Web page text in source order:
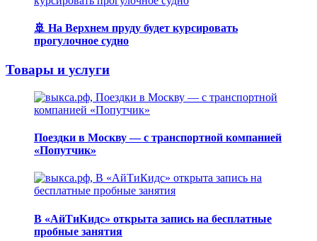
🚢 На Верхнем пруду будет курсировать
прогулочное судно
Товары и услуги
Поездки в Москву — с транспортной компанией
«Попутчик»
В «АйТиКидс» открыта запись на бесплатные
пробные занятия